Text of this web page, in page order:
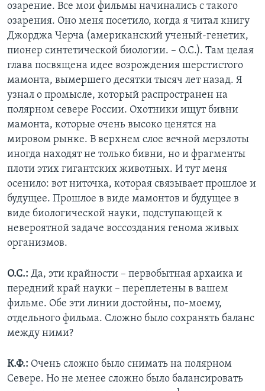
озарение. Все мои фильмы начинались с такого
озарения. Оно меня посетило, когда я читал книгу
Джорджа Черча (американский ученый-генетик,
пионер синтетической биологии. – О.С.). Там целая
глава посвящена идее возрождения шерстистого
мамонта, вымершего десятки тысяч лет назад. Я
узнал о промысле, который распространен на
полярном севере России. Охотники ищут бивни
мамонта, которые очень высоко ценятся на
мировом рынке. В верхнем слое вечной мерзлоты
иногда находят не только бивни, но и фрагменты
плоти этих гигантских животных. И тут меня
осенило: вот ниточка, которая связывает прошлое и
будущее. Прошлое в виде мамонтов и будущее в
виде биологической науки, подступающей к
невероятной задаче воссоздания генома живых
организмов.
О.С.: Да, эти крайности – первобытная архаика и
передний край науки – переплетены в вашем
фильме. Обе эти линии достойны, по-моему,
отдельного фильма. Сложно было сохранять баланс
между ними?
К.Ф.: Очень сложно было снимать на полярном
Севере. Но не менее сложно было балансировать